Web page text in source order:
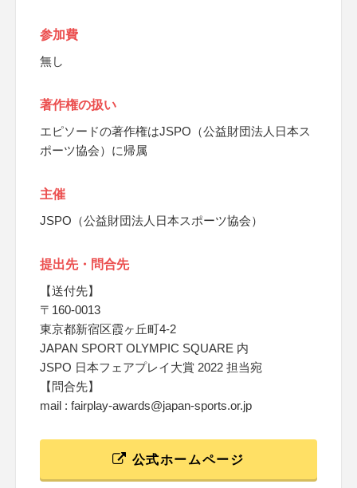
参加費
無し
著作権の扱い
エピソードの著作権はJSPO（公益財団法人日本ス
ポーツ協会）に帰属
主催
JSPO（公益財団法人日本スポーツ協会）
提出先・問合先
【送付先】
〒160-0013
東京都新宿区霞ヶ丘町4-2
JAPAN SPORT OLYMPIC SQUARE 内
JSPO 日本フェアプレイ大賞 2022 担当宛
【問合先】
mail : fairplay-awards@japan-sports.or.jp
公式ホームページ